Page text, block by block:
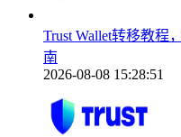
Trust Wallet转移教程
南
2026-08-08 15:28:51